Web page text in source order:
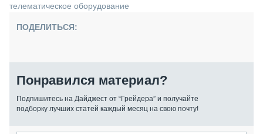
телематическое оборудование
ПОДЕЛИТЬСЯ:
Понравился материал?
Подпишитесь на Дайджест от “Грейдера” и получайте
подборку лучших статей каждый месяц на свою почту!